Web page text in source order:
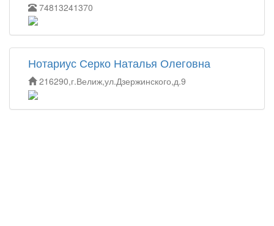
74813241370
Нотариус Серко Наталья Олеговна
216290,г.Велиж,ул.Дзержинского,д.9